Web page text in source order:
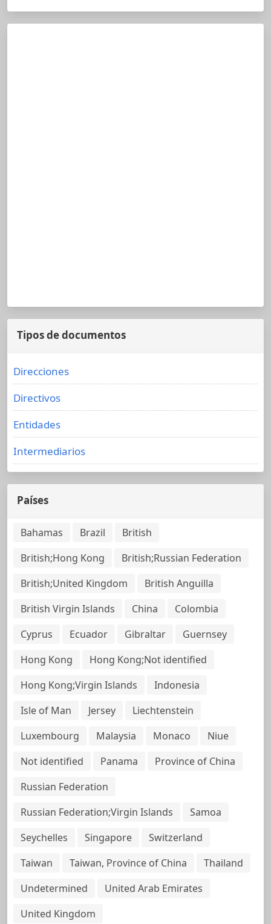
Tipos de documentos
Direcciones
Directivos
Entidades
Intermediarios
Países
Bahamas Brazil
British
British;Hong Kong
British;Russian Federation
British;United Kingdom
British Anguilla
British Virgin Islands
China
Colombia
Cyprus
Ecuador Gibraltar
Guernsey
Hong Kong
Hong Kong;Not identified
Hong Kong;Virgin Islands
Indonesia
Isle of Man
Jersey
Liechtenstein
Luxembourg
Malaysia Monaco
Niue
Not identified
Panama
Province of China
Russian Federation
Russian Federation;Virgin Islands
Samoa
Seychelles
Singapore
Switzerland
Taiwan
Taiwan, Province of China
Thailand
Undetermined
United Arab Emirates
United Kingdom